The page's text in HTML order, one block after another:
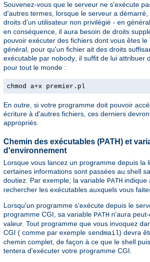
Souvenez-vous que le serveur ne s'exécute
d'autres termes, lorsque le serveur a
droits d'un utilisateur non privilégié - en général
en conséquence, il aura besoin de droits
pouvoir exécuter des fichiers dont vous êtes le
général, pour qu'un fichier ait des droits
exécutable par nobody , il suffit de lui attribuer
pour tout le monde :
chmod a+x premier.pl
En outre, si votre programme doit pouvoir
écriture à d'autres fichiers, ces derniers
appropriés.
Chemin des exécutables (PATH) et
d'environnement
Lorsque vous lancez un programme depuis la
certaines informations sont passées au shell
doutiez. Par exemple, la variable PATH indique
rechercher les exécutables auxquels vous
Lorsqu'un programme s'exécute depuis le
programme CGI, sa variable PATH n'aura
valeur. Tout programme que vous invoquez
CGI ( comme par exemple sendmail) devra
chemin complet, de façon à ce que le shell
tentera d'exécuter votre programme CGI.